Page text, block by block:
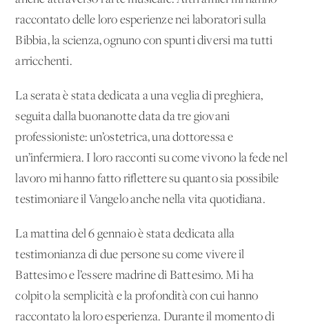
raccontato delle loro esperienze nei laboratori sulla
Bibbia, la scienza, ognuno con spunti diversi ma tutti
arricchenti.
La serata è stata dedicata a una veglia di preghiera,
seguita dalla buonanotte data da tre giovani
professioniste: un’ostetrica, una dottoressa e
un’infermiera. I loro racconti su come vivono la fede nel
lavoro mi hanno fatto riflettere su quanto sia possibile
testimoniare il Vangelo anche nella vita quotidiana.
La mattina del 6 gennaio è stata dedicata alla
testimonianza di due persone su come vivere il
Battesimo e l’essere madrine di Battesimo. Mi ha
colpito la semplicità e la profondità con cui hanno
raccontato la loro esperienza. Durante il momento di